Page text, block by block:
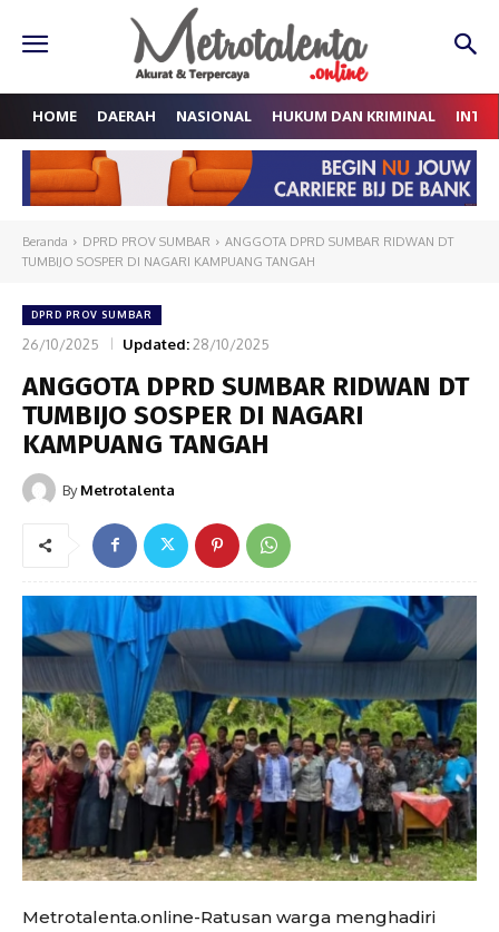
HOME DAERAH NASIONAL HUKUM DAN KRIMINAL
Beranda DPRD PROV SUMBAR
ANGGOTA DPRD SUMBAR RIDWAN DT
TUMBIJO SOSPER DI NAGARI KAMPUANG TANGAH
DPRD PROV SUMBAR
26/10/2025 Updated:28/10/2025
ANGGOTA DPRD SUMBAR RIDWAN DT
TUMBIJO SOSPER DI NAGARI
KAMPUANG TANGAH
By Metrotalenta
Metrotalenta.online-Ratusan warga menghadiri